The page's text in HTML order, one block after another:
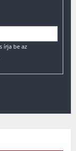
írja be az